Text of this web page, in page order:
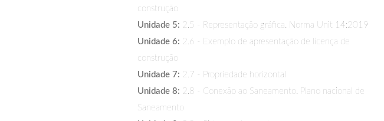
construção
Unidade 5: 2.5 - Representação gráfica. Norma Unit 14:2019
Unidade 6: 2.6 - Exemplo de apresentação de licença de
construção
Unidade 7: 2.7 - Propriedade horizontal
Unidade 8: 2.8 - Conexão ao Saneamento. Plano nacional de
Saneamento